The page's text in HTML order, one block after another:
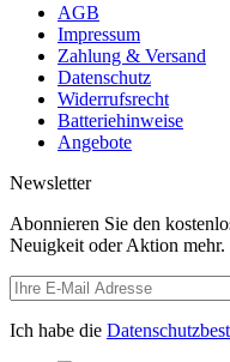
AGB
Impressum
Zahlung & Versand
Datenschutz
Widerrufsrecht
Batteriehinweise
Angebote
Newsletter
Abonnieren Sie den
Neuigkeit oder Aktion mehr.
Ich habe die